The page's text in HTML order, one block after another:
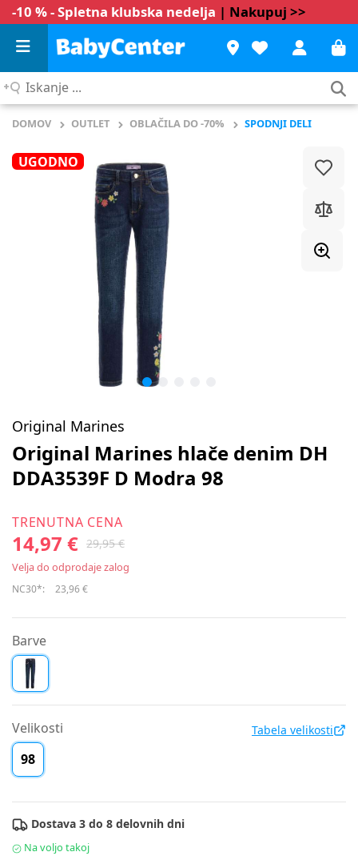
-10 % - Spletna klubska nedelja | Nakupuj >>
Iskanje
DOMOV OUTLET OBLAČILA DO -70% SPODNJI DELI
UGODNO
Original Marines
Original Marines hlače denim DH
DDA3539F D Modra 98
TRENUTNA CENA
14,97 € 29,95 €
Velja do odprodaje zalog
NC30*: 23,96 €
Barve
Velikosti Tabela velikosti
98
Dostava 3 do 8 delovnih dni
Na voljo takoj